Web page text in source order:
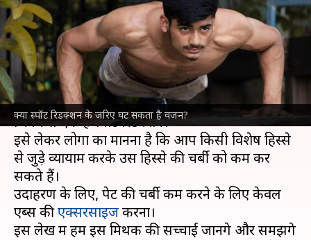
क्या स्पॉट रिडक्शन के जरिए घट सकता है वजन?
इस मिथक की सच्चाई
लेखन सयाली Sep 29, 2024 02:04 pm
क्या है खबर?
फिटनेस औरवजन घटानेके बारे में कई मिथक प्रचलित हैं,
जिनमें से एक है स्पॉट रिडक्शन।
इसे लेकर लोगों का मानना है कि आप किसी विशेष हिस्से
से जुड़े व्यायाम करके उस हिस्से की चर्बी को कम कर
सकते हैं।
उदाहरण के लिए, पेट की चर्बी कम करने के लिए केवल
एब्स कीएक्सरसाइजकरना।
इस लेख में हम इस मिथक की सच्चाई जानेंगे और समझेंगे